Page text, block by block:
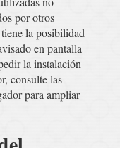
por otros
la posibilidad
en pantalla
la instalación
consulte las
para ampliar